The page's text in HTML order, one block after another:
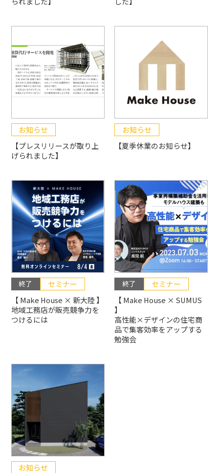
お知らせ
【プレスリリースが取り上
げられました】
お知らせ
【夏季休業のお知らせ】
終了
セミナー
【 Make House × 新大陸 】
地域工務店が販売競争力を
つけるには
終了
セミナー
【 Make House × SUMUS
】
高性能×デザインの住宅商
品で集客効率をアップする
勉強会
お知らせ